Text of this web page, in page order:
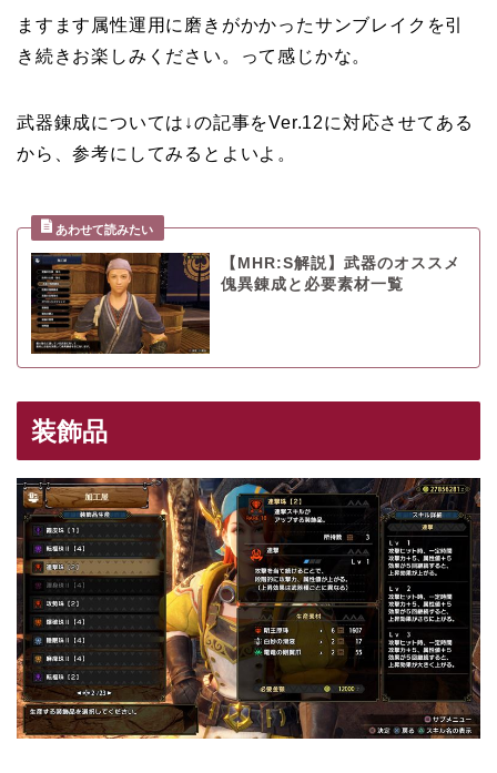
ますます属性運用に磨きがかかったサンブレイクを引
き続きお楽しみください。って感じかな。
武器錬成については↓の記事をVer.12に対応させてある
から、参考にしてみるとよいよ。
【MHR:S解説】武器のオススメ
傀異錬成と必要素材一覧
装飾品